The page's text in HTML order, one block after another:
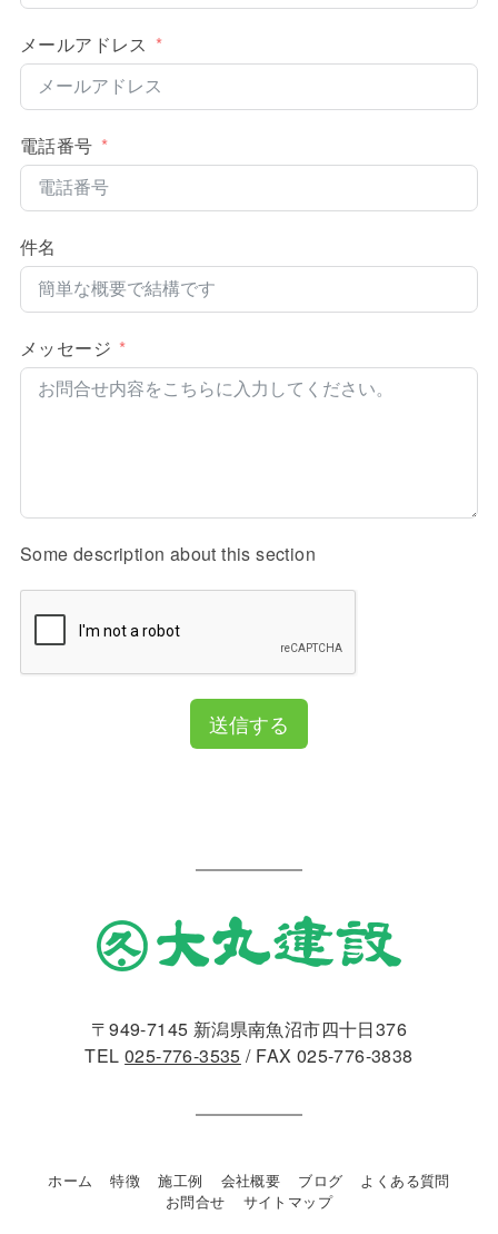
メールアドレス
電話番号
件名
メッセージ
Some description about this section
送信する
〒949-7145 新潟県南魚沼市四十日376
TEL025-776-3535 / FAX 025-776-3838
ホーム 特徴 施工例 会社概要 ブログ
よくある質問
お問合せ
サイトマップ